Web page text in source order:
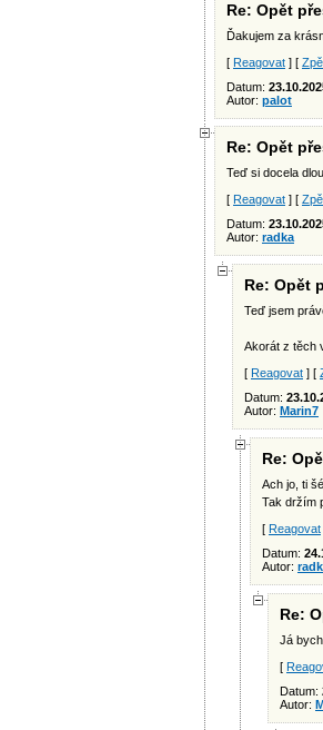
Re: Opět
Ďakujem za
[ Reagovat ] [
Datum:
Autor: palot
Re: Opět
Teď si docela
[ Reagovat ] [
Datum:
Autor: radka
Re: Opět
Teď jsem
Akorát z těch
[ Reagovat ] [
Datum:
Autor: Marin7
Re:
Ach jo, ti
Tak držím
[ Reagovat
Datum:
Autor:
Re:
Já
[
Datum:
Autor: